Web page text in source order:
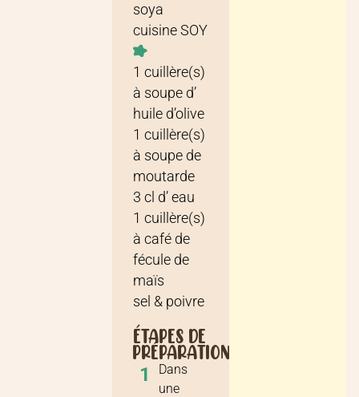
soya
cuisine SOY
1 cuillère(s)
à soupe d’
huile d’olive
1 cuillère(s)
à soupe de
moutarde
3 cl d’eau
1 cuillère(s)
à café de
fécule de
maïs
sel & poivre
ÉTAPES DE
PRÉPARATION
1
Dans
une